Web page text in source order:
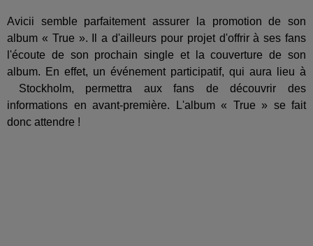
Avicii semble parfaitement assurer la promotion de son
album « True ». Il a d'ailleurs pour projet d'offrir à ses fans
l'écoute de son prochain single et la couverture de son
album. En effet, un événement participatif, qui aura lieu à
Stockholm, permettra aux fans de découvrir des
informations en avant-première. L'album « True » se fait
donc attendre !